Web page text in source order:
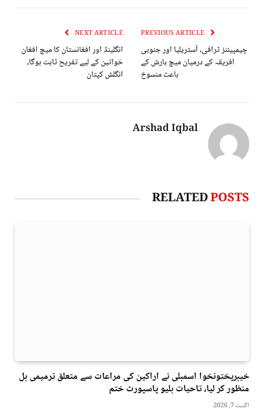
چیمپیئنز ٹرافی، آسٹریلیا اور جنوبی
افریقہ کے درمیان میچ بارش کے
باعث منسوخ
NEXT ARTICLE
انگلینڈ اور افغانستان کا میچ افغان
خواتین کے لیے تفریح ثابت ہوگا،
انگلش کپتان
Arshad Iqbal
RELATEDPOSTS
خیبرپختونخوا اسمبلی نے اراکین کی مراعات سے متعلق ترمیمی بل
منظور کر لیا، تاحیات بلیو پاسپورٹ ختم
اگست 7, 2026